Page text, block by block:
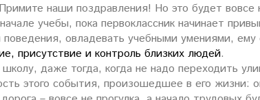
наши поздравления! Но это будет вовсе
учебы, пока первоклассник начинает
овладевать учебными умениями, ему
присутствие и контроль близких людей.
даже тогда, когда не надо переходить
этого события, произошедшее в его жизни: